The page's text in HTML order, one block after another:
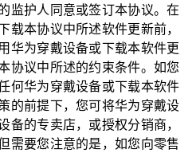
监护人同意或签订本协议。在
载本协议中所述软件更新前，
华为穿戴设备或下载本软件更
协议中所述的约束条件。如您
何华为穿戴设备或下载本软件
的前提下，您可将华为穿戴设
备的专卖店，或授权分销商，
需要您注意的是，如您向零售